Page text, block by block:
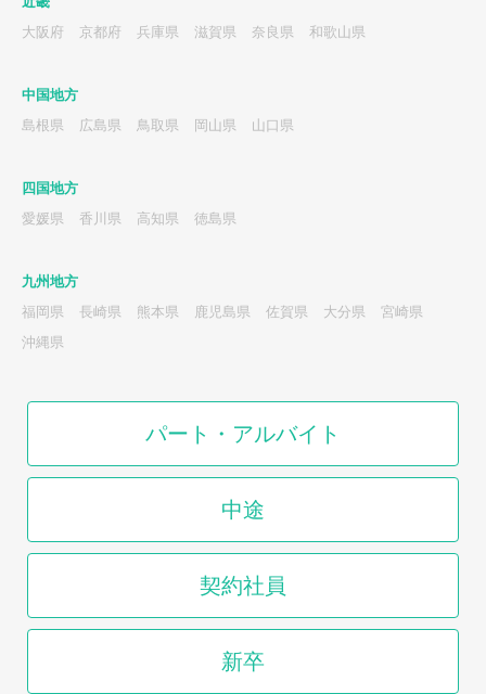
大阪府
京都府 兵庫県 滋賀県 奈良県 和歌山県
中国地方
島根県
広島県 鳥取県 岡山県 山口県
四国地方
愛媛県
香川県 高知県 徳島県
九州地方
福岡県
長崎県 熊本県 鹿児島県 佐賀県 大分県
宮崎県
沖縄県
パート・アルバイト
中途
契約社員
新卒